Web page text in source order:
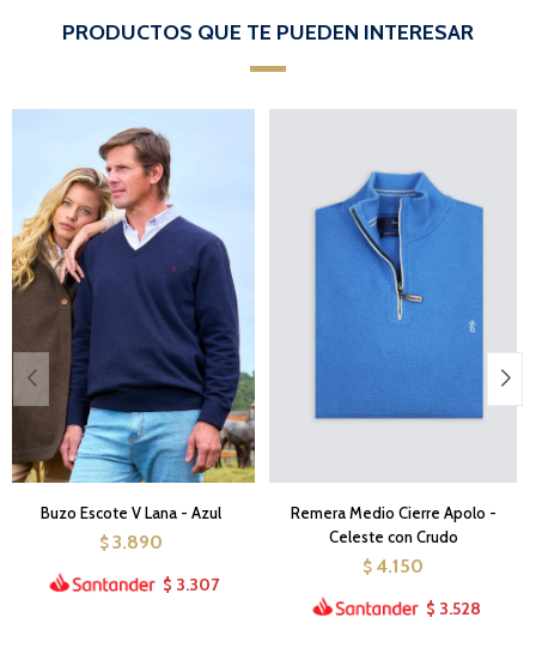
PRODUCTOS QUE TE PUEDEN INTERESAR
Buzo Escote V Lana - Azul
$ 3.890
$ 3.307
Remera Medio Cierre Apolo -
Celeste con Crudo
$ 4.150
$ 3.528